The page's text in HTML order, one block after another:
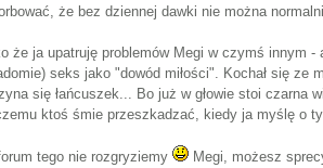
że bez dziennej dawki nie można
że ja upatruję problemów Megi w czymś innym
seks jako "dowód miłości". Kochał się ze
się łańcuszek... Bo już w głowie stoi czarna
ktoś śmie przeszkadzać, kiedy ja myślę o
tego nie rozgryziemy Megi, możesz